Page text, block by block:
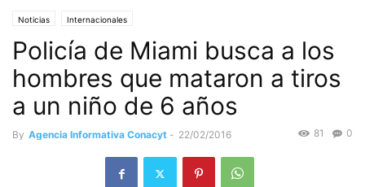
Noticias Internacionales
Policía de Miami busca a los
hombres que mataron a tiros
a un niño de 6 años
By Agencia Informativa Conacyt - 22/02/2016 0
81